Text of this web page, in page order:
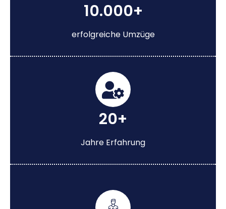
10.000+
erfolgreiche Umzüge
20+
Jahre Erfahrung